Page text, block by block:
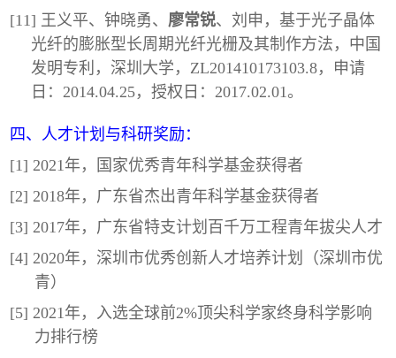
[11] 王义平、钟晓勇、廖常锐、刘申，基于光子晶体
光纤的膨胀型长周期光纤光栅及其制作方法，中国
发明专利，深圳大学，ZL201410173103.8，申请
日：2014.04.25，授权日：2017.02.01。
四、人才计划与科研奖励：
[1] 2021年，国家优秀青年科学基金获得者
[2] 2018年，广东省杰出青年科学基金获得者
[3] 2017年，广东省特支计划百千万工程青年拔尖人才
[4] 2020年，深圳市优秀创新人才培养计划（深圳市优
青）
[5] 2021年，入选全球前2%顶尖科学家终身科学影响
力排行榜